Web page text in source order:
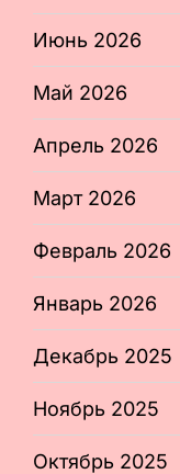
Июнь 2026
Май 2026
Апрель 2026
Март 2026
Февраль 2026
Январь 2026
Декабрь 2025
Ноябрь 2025
Октябрь 2025